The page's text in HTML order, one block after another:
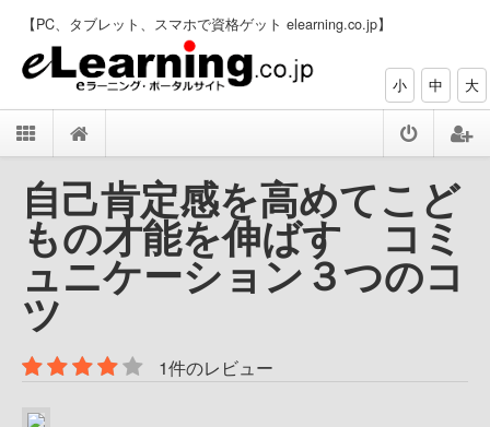
【PC、タブレット、スマホで資格ゲット elearning.co.jp】
小 中 大
自己肯定感を高めてこど
もの才能を伸ばす コミ
ュニケーション３つのコ
ツ
1件のレビュー